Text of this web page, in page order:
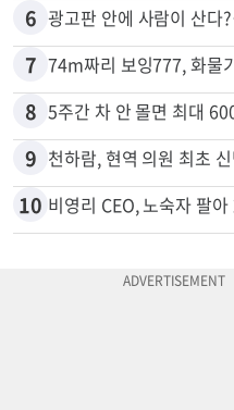
6 광고판 안에 사람이 산
7
8 5주간 차 안 몰면 최대
9
10 비영리 CEO, 노숙자 팔